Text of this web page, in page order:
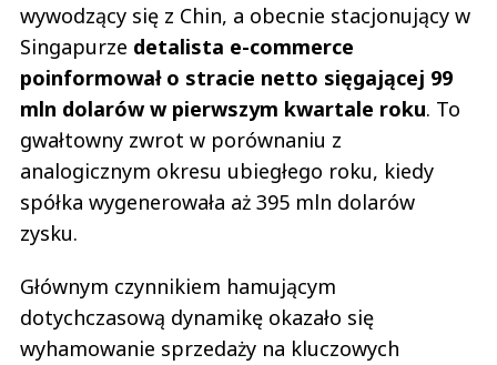
wywodzący się z Chin, a obecnie stacjonujący w
Singapurze detalista e-commerce
poinformował o stracie netto sięgającej 99
mln dolarów w pierwszym kwartale roku. To
gwałtowny zwrot w porównaniu z
analogicznym okresu ubiegłego roku, kiedy
spółka wygenerowała aż 395 mln dolarów
zysku.
Głównym czynnikiem hamującym
dotychczasową dynamikę okazało się
wyhamowanie sprzedaży na kluczowych